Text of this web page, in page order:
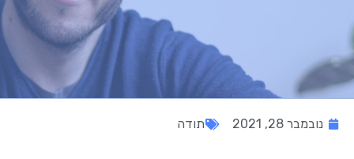
נובמבר 28, 2021 תודה